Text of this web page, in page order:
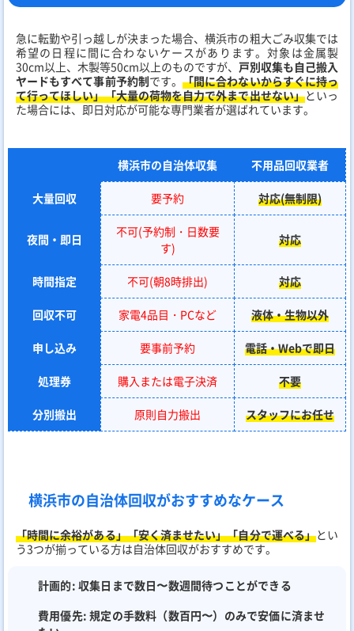
急に転勤や引っ越しが決まった場合、横浜市の粗大ごみ収集では
希望の日程に間に合わないケースがあります。対象は金属製
30cm以上、木製等50cm以上のものですが、 戸別収集も自己搬入
ヤードもすべて事前予約制です。「間に合わないからすぐに持っ
て行ってほしい」「大量の荷物を自力で外まで出せない」といっ
た場合には、即日対応が可能な専門業者が選ばれています。
横浜市の自治体収集 不用品回収業者
大量回収 要予約 対応(無制限)
夜間・即日
不可(予約制・日数要
す)
対応
時間指定 不可(朝8時排出) 対応
回収不可 家電4品目・PCなど 液体・生物以外
申し込み 要事前予約 電話・Webで即日
処理券 購入または電子決済 不要
分別搬出 原則自力搬出 スタッフにお任せ
横浜市の自治体回収がおすすめなケース
「時間に余裕がある」「安く済ませたい」「自分で運べる」とい
う3つが揃っている方は自治体回収がおすすめです。
計画的: 収集日まで数日〜数週間待つことができる
費用優先: 規定の手数料（数百円〜）のみで安価に済ませ